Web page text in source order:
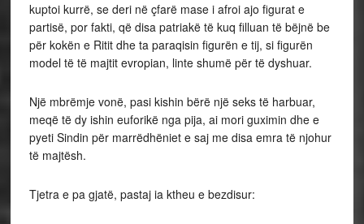
kuptoi kurrë, se deri në çfarë mase i afroi ajo figurat e
partisë, por fakti, që disa patriakë të kuq filluan të bëjnë be
për kokën e Ritit dhe ta paraqisin figurën e tij, si figurën
model të të majtit evropian, linte shumë për të dyshuar.
Një mbrëmje vonë, pasi kishin bërë një seks të harbuar,
meqë të dy ishin euforikë nga pija, ai mori guximin dhe e
pyeti Sindin për marrëdhëniet e saj me disa emra të njohur
të majtësh.
Tjetra e pa gjatë, pastaj ia ktheu e bezdisur: